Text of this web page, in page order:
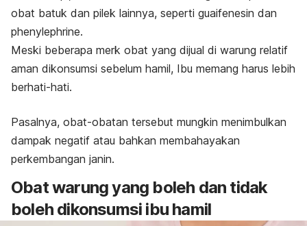
obat batuk dan pilek lainnya, seperti guaifenesin dan
phenylephrine.
Meski beberapa merk obat yang dijual di warung relatif
aman dikonsumsi sebelum hamil, Ibu memang harus lebih
berhati-hati.
Pasalnya, obat-obatan tersebut mungkin menimbulkan
dampak negatif atau bahkan membahayakan
perkembangan janin.
Obat warung yang boleh dan tidak
boleh dikonsumsi ibu hamil